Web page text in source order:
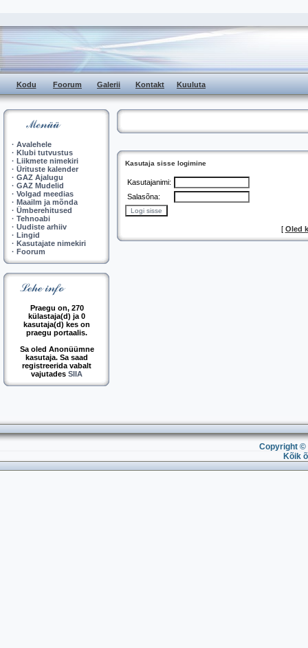
Kodu Foorum Galerii Kontakt Kuuluta
· Avalehele
· Klubi tutvustus
· Liikmete nimekiri
· Ürituste kalender
· GAZ Ajalugu
· GAZ Mudelid
· Volgad meedias
· Maailm ja mõnda
· Ümberehitused
· Tehnoabi
· Uudiste arhiiv
· Lingid
· Kasutajate nimekiri
· Foorum
Praegu on, 270
külastaja(d) ja 0
kasutaja(d) kes on
praegu portaalis.
Sa oled Anonüümne
kasutaja. Sa saad
registreerida vabalt
vajutades SIIA
Kasutaja sisse logimine
Kasutajanimi:
Salasõna:
[ Oled
Copyright ©
Kõik